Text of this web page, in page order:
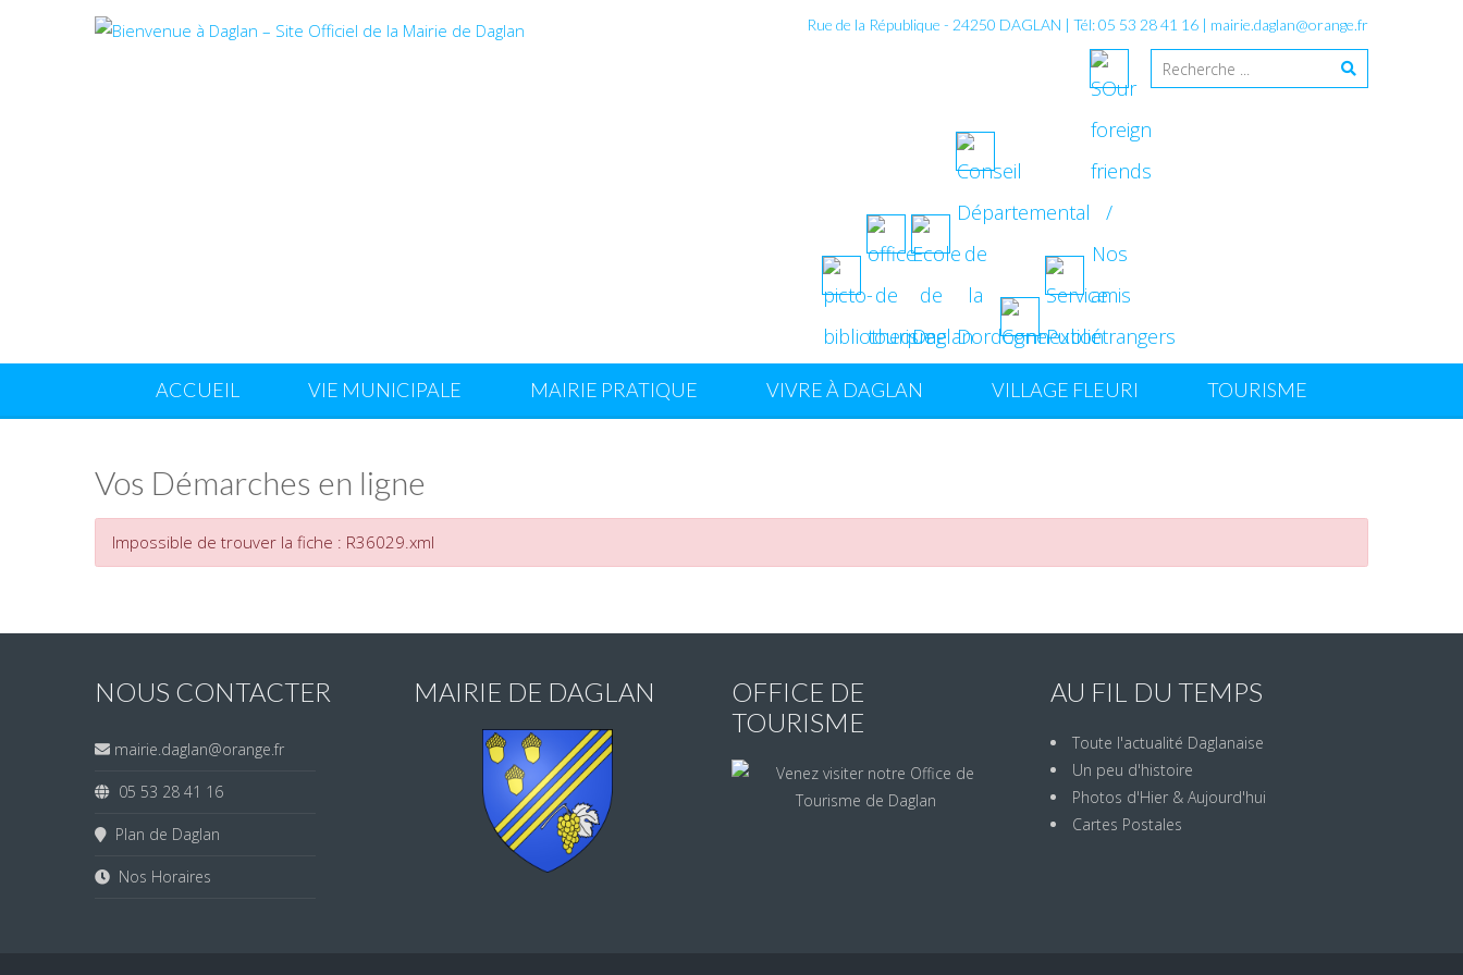
Rue de la République - 24250 DAGLAN | Tél: 05 53 28 41 16 | mairie.daglan@orange.fr
ACCUEIL VIE MUNICIPALE MAIRIE PRATIQUE VIVRE À DAGLAN VILLAGE FLEURI TOURISME
Vos Démarches en ligne
Impossible de trouver la fiche : R36029.xml
NOUS CONTACTER
mairie.daglan@orange.fr
05 53 28 41 16
Plan de Daglan
Nos Horaires
MAIRIE DE DAGLAN
OFFICE DE
TOURISME
AU FIL DU TEMPS
Toute l'actualité Daglanaise
Un peu d'histoire
Photos d'Hier & Aujourd'hui
Cartes Postales